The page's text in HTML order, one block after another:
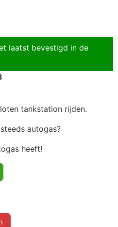
laatst bevestigd in de
tankstation rijden.
autogas?
heeft!